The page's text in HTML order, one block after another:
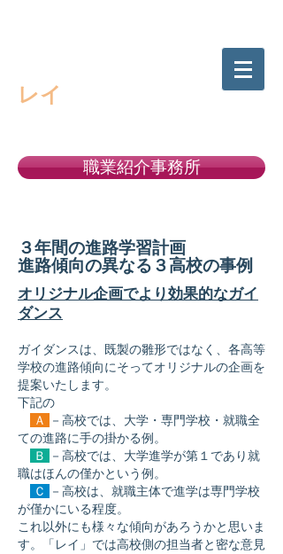
レイ
職業紹介事務所
３年間の進路学習計画
進路傾向の異なる３高校の事例
オリジナル企画でより効果的なガイ
ダンス
ガイダンスは、既製の雛形ではなく、各高等
学校の進路傾向にそってオリジナルの企画を
提案いたします。
下記の
Ａ
－高校では、大学・専門学校・就職全
ての進路に手の掛かる例。
Ｂ
－高校では、大学進学が第１であり就
職はほんの僅かという例。
Ｃ
－高校は、就職主体で進学は専門学校
が僅かにいる程度。
これ以外にも様々な傾向があろうかと思いま
す。「レイ」では高校側の担当者と密な意見